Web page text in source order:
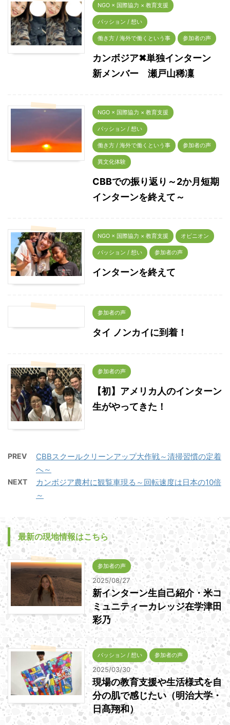
NGO × 国際協力 × 教育支援
パッション / 想い
働き方 / 海外で働くという事 参加者の声
カンボジア✖単独インターン
新メンバー 瀬戸山稀凜
NGO × 国際協力 × 教育支援
パッション / 想い
働き方 / 海外で働くという事 参加者の声
異文化体験
CBBでの振り返り～2か月短期
インターンを終えて～
NGO × 国際協力 × 教育支援 オピニオン
パッション / 想い 参加者の声
インターンを終えて
参加者の声
タイ ノンカイに到着！
参加者の声
【初】アメリカ人のインターン
生がやってきた！
PREV
CBBスクールクリーンアップ大作戦～清掃習慣の定着
へ～
NEXT
カンボジア農村に観覧車現る～回転速度は日本の10倍
～
最新の現地情報はこちら
参加者の声
2025/08/27
新インターン生自己紹介・米コ
ミュニティーカレッジ在学津田
彩乃
パッション / 想い 参加者の声
2025/03/30
現場の教育支援や生活様式を自
分の肌で感じたい（明治大学・
日髙翔和）